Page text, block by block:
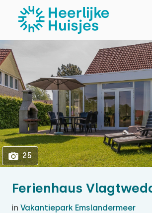
1
Ferienhaus
in Vakantiepark Emslandermeer
25